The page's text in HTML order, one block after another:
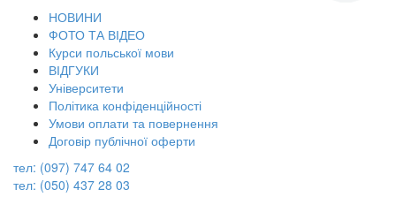
НОВИНИ
ФОТО ТА ВІДЕО
Курси польської мови
ВІДГУКИ
Університети
Політика конфіденційності
Умови оплати та повернення
Договір публічної оферти
тел: (097) 747 64 02
тел: (050) 437 28 03